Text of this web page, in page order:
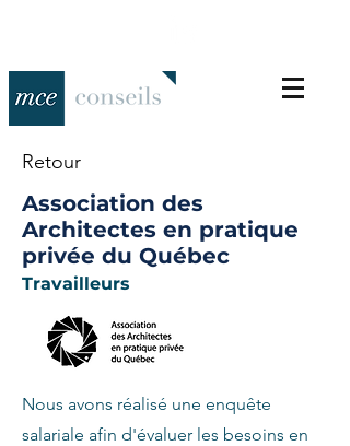
Retour
Association des
Architectes en pratique
privée du Québec
Travailleurs
Nous avons réalisé une enquête
salariale afin d'évaluer les besoins en